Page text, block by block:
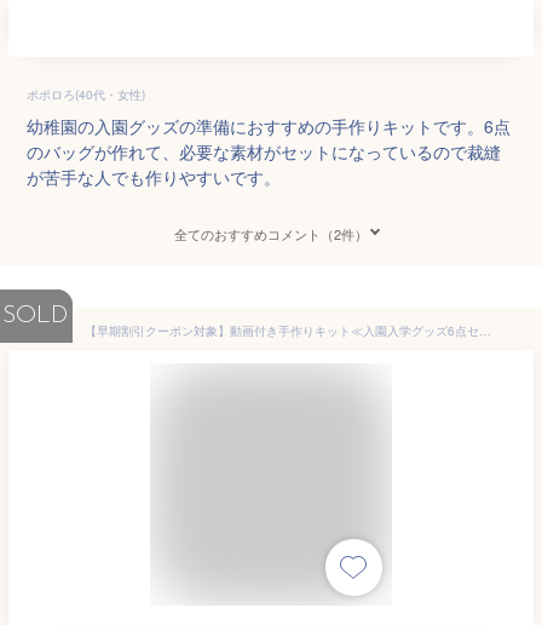
ポポロろ(40代・女性)
幼稚園の入園グッズの準備におすすめの手作りキットです。6点
のバッグが作れて、必要な素材がセットになっているので裁縫
が苦手な人でも作りやすいです。
全てのおすすめコメント（2件）
SOLD
【早期割引クーポン対象】動画付き手作りキット≪入園入学グッズ6点セット no.41〜46≫オリジナルレシピキルティング｜レッスンバッグ│トートバッグ｜北欧風｜おしゃれ｜男の子｜手づくりキット｜初心者｜簡単｜ミシン【宅配便送料無料】生地 動物